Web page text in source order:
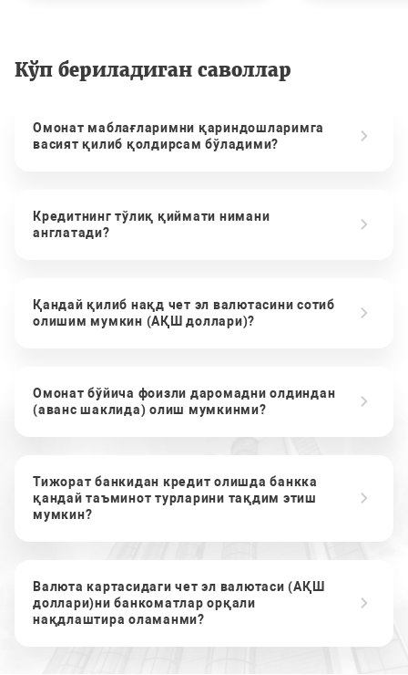
Кўп бериладиган саволлар
Омонат маблағларимни қариндошларимга
васият қилиб қолдирсам бўладими?
Кредитнинг тўлиқ қиймати нимани
англатади?
Қандай қилиб нақд чет эл валютасини сотиб
олишим мумкин (АҚШ доллари)?
Омонат бўйича фоизли даромадни олдиндан
(аванс шаклида) олиш мумкинми?
Тижорат банкидан кредит олишда банкка
қандай таъминот турларини тақдим этиш
мумкин?
Валюта картасидаги чет эл валютаси (АҚШ
доллари)ни банкоматлар орқали
нақдлаштира оламанми?